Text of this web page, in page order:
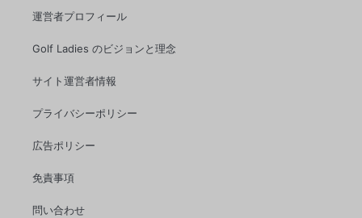
運営者プロフィール
Golf Ladies のビジョンと理念
サイト運営者情報
プライバシーポリシー
広告ポリシー
免責事項
問い合わせ